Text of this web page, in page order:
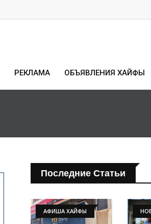
РЕКЛАМА ОБЪЯВЛЕНИЯ ХАЙФЫ
Последние Статьи
АФИША ХАЙФЫ